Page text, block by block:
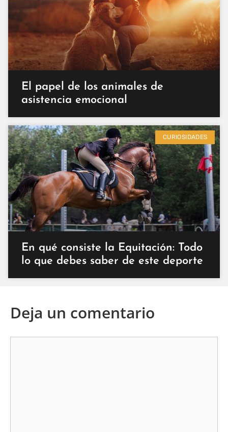
El papel de los animales de
asistencia emocional
CURIOSIDADES
En qué consiste la Equitación: Todo
lo que debes saber de este deporte
Deja un comentario